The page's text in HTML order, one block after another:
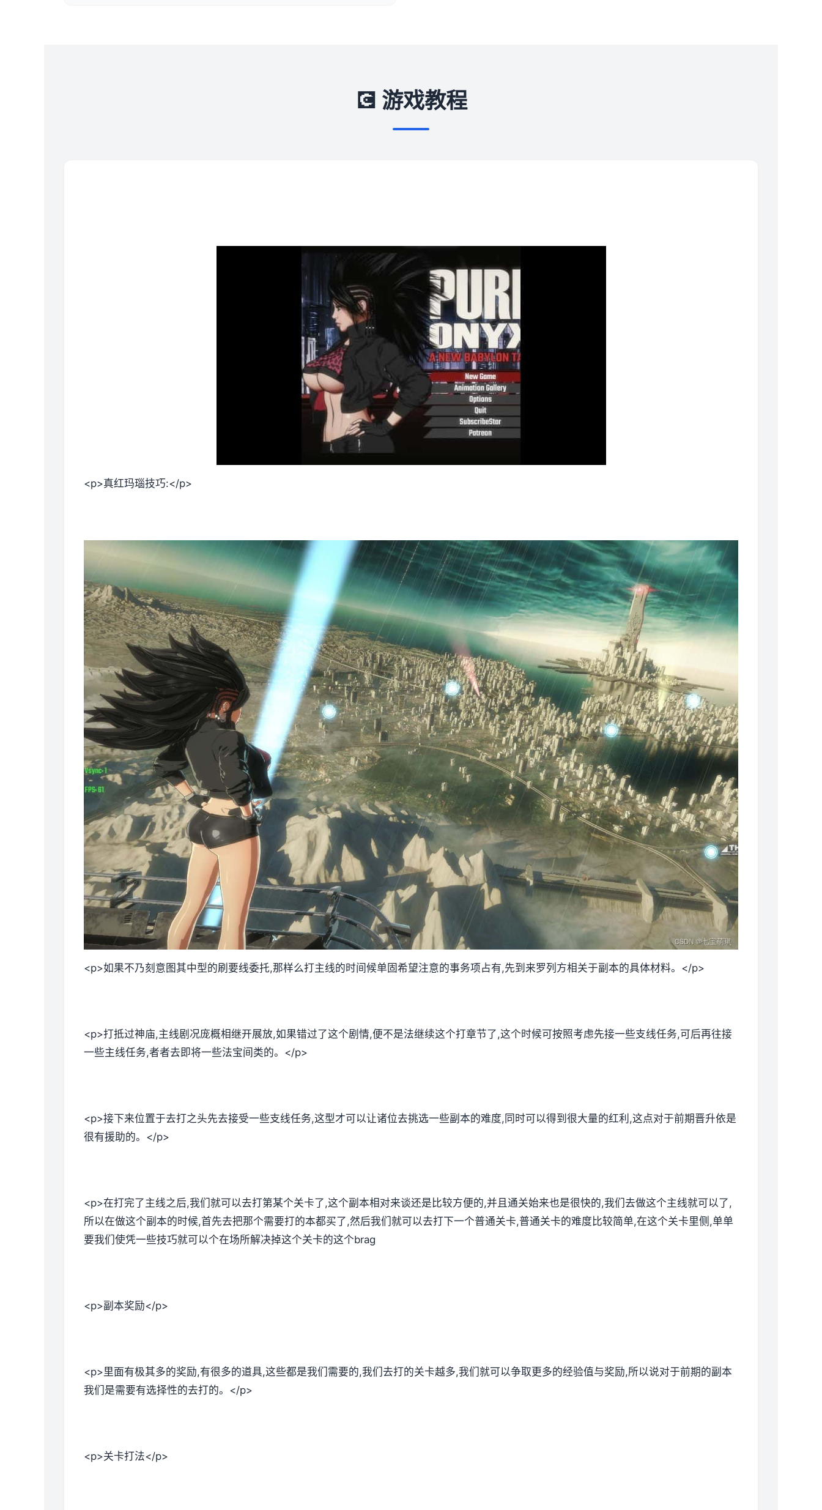
💽 游戏教程
<p>真红玛瑙技巧:</p>
<p>如果不乃刻意图其中型的刷要线委托,那样么打主线的时间候单固希望注意的事务项占有,先到来罗列方相关于副本的具体材料。</p>
<p>打抵过神庙,主线剧况庞概相继开展放,如果错过了这个剧情,便不是法继续这个打章节了,这个时候可按照考虑先接一些支线任务,可后再往接
一些主线任务,者者去即将一些法宝间类的。</p>
<p>接下来位置于去打之头先去接受一些支线任务,这型才可以让诸位去挑选一些副本的难度,同时可以得到很大量的红利,这点对于前期晋升依是
很有援助的。</p>
<p>在打完了主线之后,我们就可以去打第某个关卡了,这个副本相对来谈还是比较方便的,并且通关始来也是很快的,我们去做这个主线就可以了,
所以在做这个副本的时候,首先去把那个需要打的本都买了,然后我们就可以去打下一个普通关卡,普通关卡的难度比较简单,在这个关卡里侧,单单
要我们使凭一些技巧就可以个在场所解决掉这个关卡的这个brag
<p>副本奖励</p>
<p>里面有极其多的奖励,有很多的道具,这些都是我们需要的,我们去打的关卡越多,我们就可以争取更多的经验值与奖励,所以说对于前期的副本
我们是需要有选择性的去打的。</p>
<p>关卡打法</p>